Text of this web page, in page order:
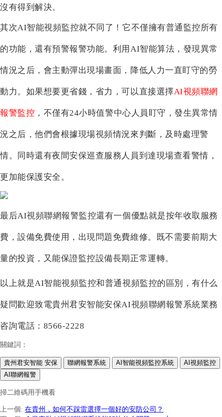
沒有得到解決。
其次AI智能視頻監控就不同了！它不僅擁有普通監控所有
的功能，還有預警報警功能。利用 AI智能算法，發現異常
情況之后，會主動彈出現場畫面，降低人力一直盯守的勞
動力。如果想要更省錢， 省力，可以直接選擇AI視頻聯網
報警監控 ， 不僅有24小時值警中心人員盯守，發生異常情
況之后，他們會根據現場視頻情況來判斷，及時處理警
情。同時還有夜間安保巡查服務人員到達現場查看警情，
更加能保護安全。
最后AI視頻聯網報警監控還有一個優點就是按年收取服務
費，設備免費使用，出現問題免費維修。既不需要前期大
量的投資，又能保證監控設備長期正常運轉。
以上就是AI智能視頻監控和普通視頻監控的區別 ，有什么
疑問歡迎致電貴州君安智能安保AI視頻聯網報警系統業務
咨詢電話：8566-2228
關鍵詞：
貴州君安智能 安保 聯網報警系統 AI智能視頻監控系統
AI視頻監控
AI聯網報警
掃二維碼用手機看
上一個 : 在貴州，如何不踩雷選擇一個好的安防公司？